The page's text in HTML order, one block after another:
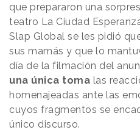
que prepararon una
teatro La Ciudad
Slap Global se les pidió
sus mamás y que lo
día de la filmación del
una única toma las
homenajeadas ante las
cuyos fragmentos se
único discurso.